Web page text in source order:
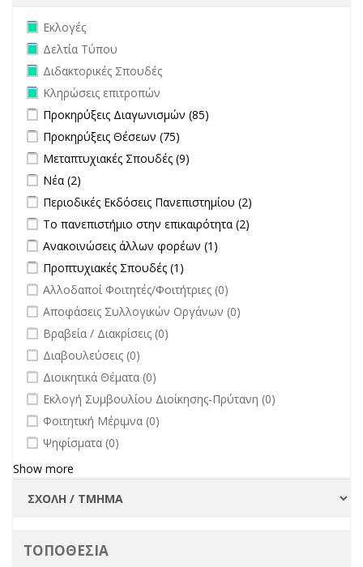
Remove Εκλογές filter
Εκλογές
Remove Δελτία Τύπου filter
Δελτία Τύπου
Remove Διδακτορικές Σπουδές filter
Διδακτορικές Σπουδές
Remove Κληρώσεις επιτροπών filter
Κληρώσεις επιτροπών
Apply Προκηρύξεις Διαγωνισμών filter
Προκηρύξεις Διαγωνισμών (85)
Apply Προκηρύξεις Θέσεων filter
Προκηρύξεις Θέσεων (75)
Apply Μεταπτυχιακές Σπουδές filter
Μεταπτυχιακές Σπουδές (9)
Apply Νέα filter
Νέα (2)
Apply Περιοδικές Εκδόσεις Πανεπιστημίου filter
Περιοδικές Εκδόσεις Πανεπιστημίου (2)
Apply Το πανεπιστήμιο στην επικαιρότητα filter
Το πανεπιστήμιο στην επικαιρότητα (2)
Apply Ανακοινώσεις άλλων φορέων filter
Ανακοινώσεις άλλων φορέων (1)
Apply Προπτυχιακές Σπουδές filter
Προπτυχιακές Σπουδές (1)
undefined
Αλλοδαποί Φοιτητές/Φοιτήτριες (0)
undefined
Αποφάσεις Συλλογικών Οργάνων (0)
undefined
Βραβεία / Διακρίσεις (0)
undefined
Διαβουλεύσεις (0)
undefined
Διοικητικά Θέματα (0)
undefined
Εκλογή Συμβουλίου Διοίκησης-Πρύτανη (0)
undefined
Φοιτητική Μέριμνα (0)
undefined
Ψηφίσματα (0)
Show more
ΤΟΠΟΘΕΣΙΑ